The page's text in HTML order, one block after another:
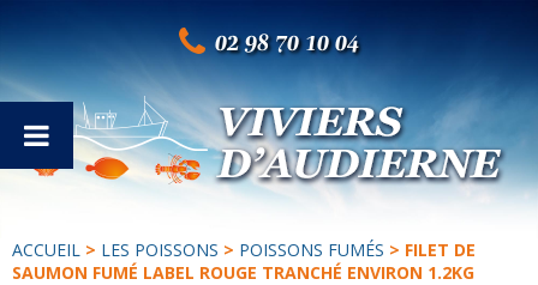
02 98 70 10 04
ACCUEIL > LES POISSONS > POISSONS FUMÉS > FILET DE
SAUMON FUMÉ LABEL ROUGE TRANCHÉ ENVIRON 1.2KG